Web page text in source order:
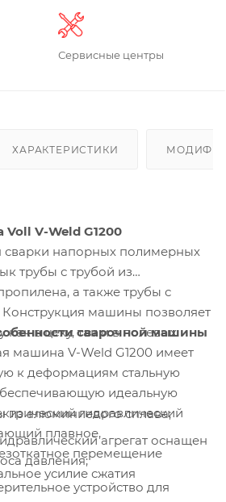
Сервисные центры
ХАРАКТЕРИСТИКИ
V-Weld G1200
сварки напорных полимерных
трубы с трубой из
машины позволяет
как в цеху, так и в полевых
машина V-Weld G1200 имеет
к деформациям стальную
идеальную
гидравлический
плавное,
перемещение
усилие сжатия
сварочной машины
алюминиевого сплава;
агрегат оснащен
давления;
устройство для